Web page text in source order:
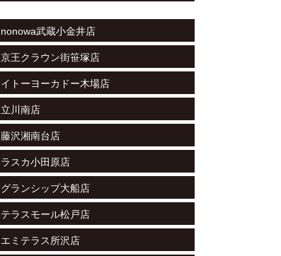
nonowa武蔵小金井店
京王クラウン街笹塚店
イトーヨーカドー木場店
立川南店
藤沢湘南台店
ラスカ小田原店
グランシップ大船店
テラスモール松戸店
エミテラス所沢店